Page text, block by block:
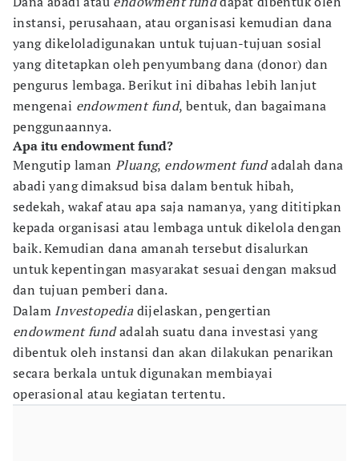
instansi, perusahaan, atau organisasi kemudian dana
yang dikeloladigunakan untuk tujuan-tujuan sosial
yang ditetapkan oleh penyumbang dana (donor) dan
pengurus lembaga. Berikut ini dibahas lebih lanjut
mengenai endowment fund, bentuk, dan bagaimana
penggunaannya.
Apa itu endowment fund?
Mengutip laman Pluang, endowment fundadalah dana
abadi yang dimaksud bisa dalam bentuk hibah,
sedekah, wakaf atau apa saja namanya, yang dititipkan
kepada organisasi atau lembaga untuk dikelola dengan
baik. Kemudian dana amanah tersebut disalurkan
untuk kepentingan masyarakat sesuai dengan maksud
dan tujuan pemberi dana.
Dalam Investopediadijelaskan, pengertian
endowment fundadalah suatu dana investasi yang
dibentuk oleh instansi dan akan dilakukan penarikan
secara berkala untuk digunakan membiayai
operasional atau kegiatan tertentu.